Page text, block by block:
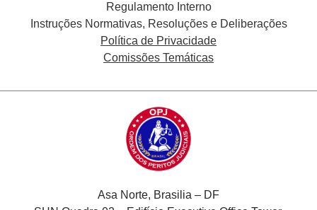
Regulamento Interno
Instruções Normativas, Resoluções e Deliberações
Política de Privacidade
Comissões Temáticas
Asa Norte, Brasilia – DF